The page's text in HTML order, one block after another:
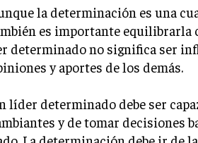
la determinación es una
es importante equilibrarla
determinado no significa ser
y aportes de los demás.
líder determinado debe ser
y de tomar decisiones